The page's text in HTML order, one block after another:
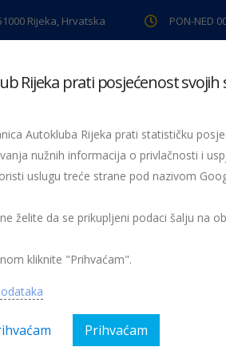
Rijeka, Hrvatska PON-NED
pregled Pomoć na cesti Servis
Bakar
Sport
Rijeka prati posjećenost svojih
Autokluba Rijeka prati statističku
nužnih informacija o privlačnosti i
uslugu treće strane pod nazivom
želite da se prikupljeni podaci šalju na
kliknite "Prihvaćam".
Prihvaćam